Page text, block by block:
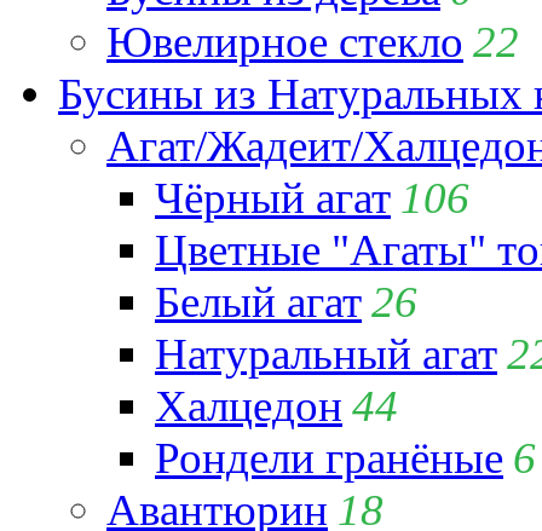
Ювелирное стекло 22
Бусины из Натуральных
Агат/Жадеит/
Чёрный агат 106
Цветные "Агаты"
Белый агат26
Натуральный агат
Халцедон 44
Рондели гранёные 6
Авантюрин 18